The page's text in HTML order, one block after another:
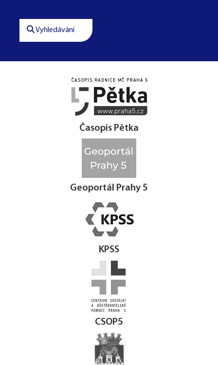
Vyhledávání
 
Časopis Pětka
Geoportál Prahy 5
KPSS
CSOP5